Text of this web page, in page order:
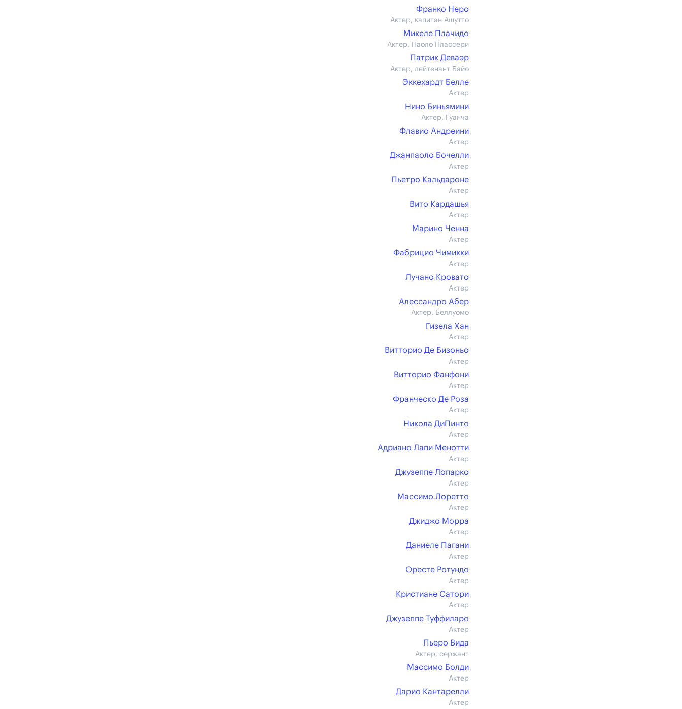
Франко Неро
Актер, капитан Ашутто
Микеле Плачидо
Актер, Паоло Плассери
Патрик Деваэр
Актер, лейтенант Байо
Эккехардт Белле
Актер
Нино Биньямини
Актер, Гуанча
Флавио Андреини
Актер
Джанпаоло Бочелли
Актер
Пьетро Кальдароне
Актер
Вито Кардашья
Актер
Марино Ченна
Актер
Фабрицио Чимикки
Актер
Лучано Кровато
Актер
Алессандро Абер
Актер, Беллуомо
Гизела Хан
Актер
Витторио Де Бизоньо
Актер
Витторио Фанфони
Актер
Франческо Де Роза
Актер
Никола ДиПинто
Актер
Адриано Лапи Менотти
Актер
Джузеппе Лопарко
Актер
Массимо Лоретто
Актер
Джиджо Морра
Актер
Даниеле Пагани
Актер
Оресте Ротундо
Актер
Кристиане Сатори
Актер
Джузеппе Туффиларо
Актер
Пьеро Вида
Актер, сержант
Массимо Болди
Актер
Дарио Кантарелли
Актер